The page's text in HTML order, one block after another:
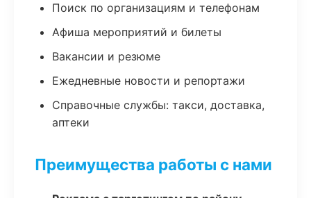
Поиск по организациям и телефонам
Афиша мероприятий и билеты
Вакансии и резюме
Ежедневные новости и репортажи
Справочные службы: такси, доставка,
аптеки
Преимущества работы с нами